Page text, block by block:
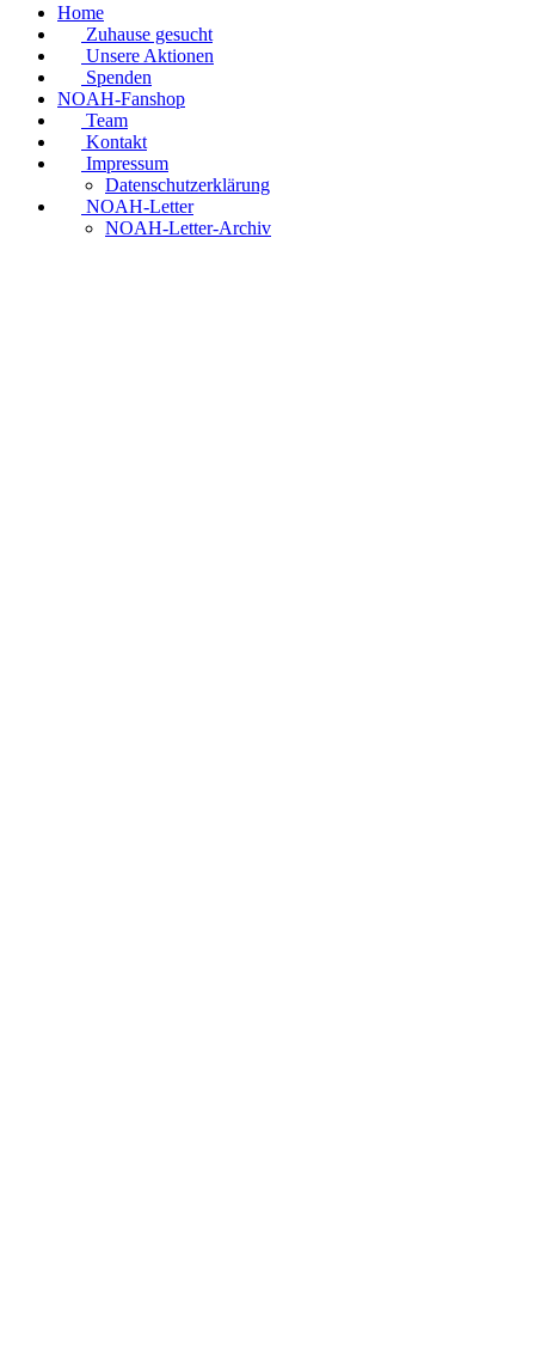
Home
Zuhause gesucht
Unsere Aktionen
Spenden
NOAH-Fanshop
Team
Kontakt
Impressum
Datenschutzerklärung
NOAH-Letter
NOAH-Letter-Archiv